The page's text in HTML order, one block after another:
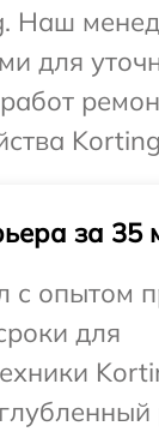
Наш
для
за 35
с опытом
для